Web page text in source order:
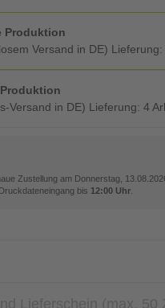
Produktion
Versand in DE) Lieferung:
Versand in DE) Lieferung: 4
Zustellung am Donnerstag,
bis 12:00 Uhr